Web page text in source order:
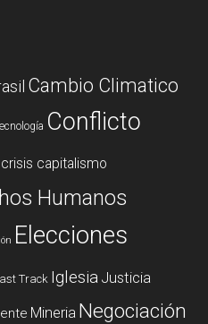
Cambio Climatico
Conflicto
crisis capitalismo
Humanos
Elecciones
Track Iglesia Justicia
Mineria Negociación